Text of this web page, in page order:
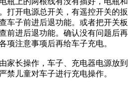
打开电源总开关，有遥控开关的扳
车子前进后退功能。或者把开关板
前进后退功能。确认没有问题后再
项注意事项后再给车子充电。
长操作，车子、充电器电源放到
禁儿童对车子进行充电操作。